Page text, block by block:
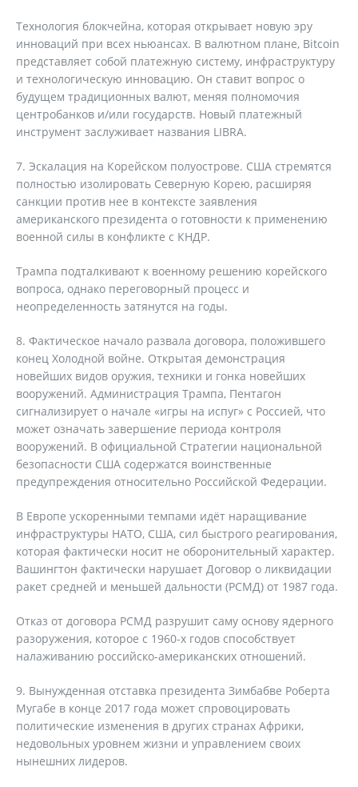
Технология блокчейна, которая открывает новую эру
инноваций при всех ньюансах. В валютном плане, Bitcoin
представляет собой платежную систему, инфраструктуру
и технологическую инновацию. Он ставит вопрос о
будущем традиционных валют, меняя полномочия
центробанков и/или государств. Новый платежный
инструмент заслуживает названия LIBRA.
7. Эскалация на Корейском полуострове. США стремятся
полностью изолировать Северную Корею, расширяя
санкции против нее в контексте заявления
американского президента о готовности к применению
военной силы в конфликте с КНДР.
Трампа подталкивают к военному решению корейского
вопроса, однако переговорный процесс и
неопределенность затянутся на годы.
8. Фактическое начало развала договора, положившего
конец Холодной войне. Открытая демонстрация
новейших видов оружия, техники и гонка новейших
вооружений. Администрация Трампа, Пентагон
сигнализирует о начале «игры на испуг» с Россией, что
может означать завершение периода контроля
вооружений. В официальной Стратегии национальной
безопасности США содержатся воинственные
предупреждения относительно Российской Федерации.
В Европе ускоренными темпами идёт наращивание
инфраструктуры НАТО, США, сил быстрого реагирования,
которая фактически носит не оборонительный характер.
Вашингтон фактически нарушает Договор о ликвидации
ракет средней и меньшей дальности (РСМД) от 1987 года.
Отказ от договора РСМД разрушит саму основу ядерного
разоружения, которое с 1960-х годов способствует
налаживанию российско-американских отношений.
9. Вынужденная отставка президента Зимбабве Роберта
Мугабе в конце 2017 года может спровоцировать
политические изменения в других странах Африки,
недовольных уровнем жизни и управлением своих
нынешних лидеров.